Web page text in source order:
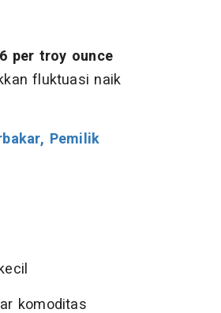
per troy ounce
fluktuasi naik
Pemilik
komoditas